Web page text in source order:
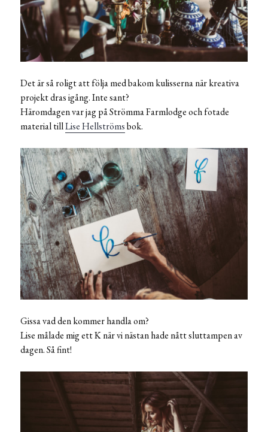
Det är så roligt att följa med bakom kulisserna när kreativa
projekt dras igång. Inte sant?
Häromdagen var jag på Strömma Farmlodge och fotade
material tillLise Hellströmsbok.
Gissa vad den kommer handla om?
Lise målade mig ett K när vi nästan hade nått sluttampen av
dagen. Så fint!